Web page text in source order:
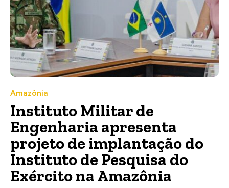
Amazônia
Instituto Militar de
Engenharia apresenta
projeto de implantação do
Instituto de Pesquisa do
Exército na Amazônia